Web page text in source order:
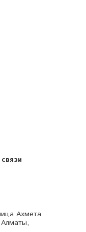
Ахмета